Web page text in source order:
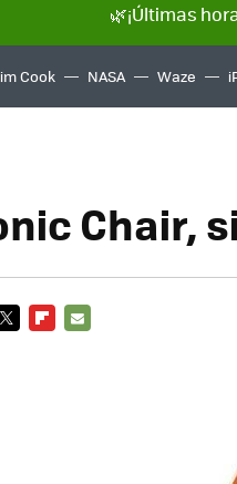
🌿¡Últimas
Cook NASA Waze
Chair,